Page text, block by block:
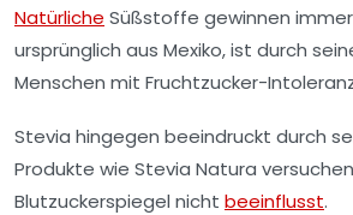
Natürliche Süßstoffe gewinnen
ursprünglich aus Mexiko, ist durch
Menschen mit Fruchtzucker-
Stevia hingegen beeindruckt durch
Produkte wie Stevia Natura
Blutzuckerspiegel nicht beeinflusst.